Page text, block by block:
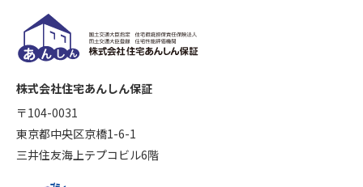
株式会社住宅あんしん保証
〒104-0031
東京都中央区京橋1-6-1
三井住友海上テプコビル6階